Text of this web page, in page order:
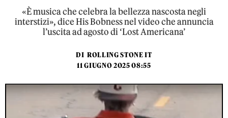
«È musica che celebra la bellezza nascosta negli
interstizi», dice His Bobness nel video che annuncia
l’uscita ad agosto di ‘Lost Americana’
DI ROLLING STONE IT
11 GIUGNO 2025 08:55